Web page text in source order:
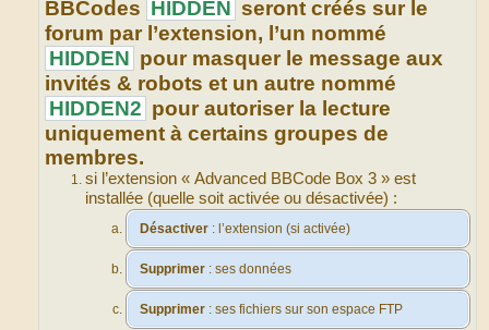
BBCodes HIDDEN seront créés sur le
forum par l’extension, l’un nommé
HIDDEN pour masquer le message aux
invités & robots et un autre nommé
HIDDEN2 pour autoriser la lecture
uniquement à certains groupes de
membres.
si l’extension « Advanced BBCode Box 3 » est
installée (quelle soit activée ou désactivée) :
Désactiver : l’extension (si activée)
Supprimer : ses données
Supprimer : ses fichiers sur son espace FTP